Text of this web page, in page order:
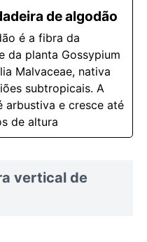
de algodão
é a fibra da
da planta Gossypium
Malvaceae, nativa
subtropicais. A
arbustiva e cresce até
de altura
vertical de